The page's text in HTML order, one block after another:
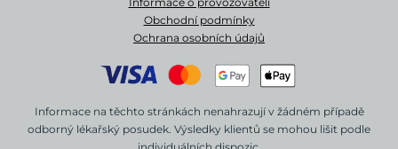
Obchodní podmínky
Ochrana osobních údajů
Informace na těchto stránkách nenahrazují v žádném případě
odborný lékařský posudek. Výsledky klientů se mohou lišit podle